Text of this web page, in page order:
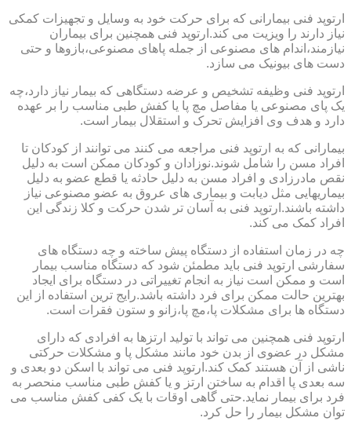
ارتوپد فنی بیمارانی که برای حرکت خود به وسایل و تجهیزات کمکی
نیاز دارند را ویزیت می کند.ارتوپد فنی همچنین برای بیماران
نیازمند،اندام های مصنوعی از جمله پاهای مصنوعی،بازوها و حتی
دست های بیونیک می سازد.
ارتوپد فنی وظیفه تشخیص و عرضه دستگاهی که بیمار نیاز دارد،چه
یک پای مصنوعی یا مفاصل مچ پا یا کفش طبی مناسب را بر عهده
دارد و هدف وی افزایش تحرک و استقلال بیمار است.
بیمارانی که به ارتوپد فنی مراجعه می کنند می توانند از کودکان تا
افراد مسن را شامل شوند.نوزادان و کودکان ممکن است به دلیل
نقص مادرزادی و افراد مسن به دلیل حادثه یا قطع عضو به دلیل
بیماریهایی مثل دیابت و بیماری های عروق به عضو مصنوعی نیاز
داشته باشند.ارتوپد فنی به آسان تر شدن حرکت و کلا زندگی این
افراد کمک می کند.
چه در زمان استفاده از دستگاه پیش ساخته و چه دستگاه های
سفارشی ارتوپد فنی باید مطمئن شود که دستگاه مناسب بیمار
است و ممکن است نیاز به انجام تغییراتی در دستگاه برای ایجاد
بهترین حالت ممکن برای فرد داشته باشد.رایج ترین استفاده از این
دستگاه ها برای مشکلات پا،مچ پا،زانو و ستون فقرات است.
ارتوپد فنی همچنین می تواند با تولید ارتزها به افرادی که دارای
مشکل در عضوی از بدن خود مانند مشکل پا و مشکلات حرکتی
ناشی از آن هستند کمک کند.ارتوپد فنی می تواند با اسکن دو بعدی و
سه بعدی پا اقدام به ساختن ارتز و یا کفش طبی مناسب منحصر به
فرد برای بیمار نماید.حتی گاهی اوقات با یک کفی کفش مناسب می
توان مشکل بیمار را حل کرد.